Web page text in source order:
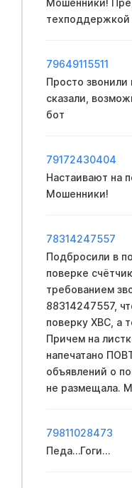
техподдержкой
79649115511
Просто звонили
сказали,
бот
79172430404
Настаивают на
Мошенники!
78314247557
Подбросили в
поверке
требованием
88314247557,
поверку ХВС, а
Причем на
напечатано
объявлений о
не размещала.
79811028473
Педа…Гоги…